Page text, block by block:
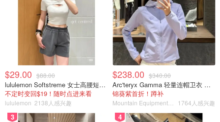
cic news图片来源：cic news 版权属于原作者
IRCC公布2022年加拿大新移民前10大
来源国！印度第一、中国第二！
2022加拿大留学数据出炉！44万留学
生中，这个国家人数第一...
$29.00 $88.00
lululemon Softstreme 女士高腰短裤 10cm
不定时变回$19！随时点进来看
lululemon 2138人感兴趣
$238.00 $340.00
Arc'teryx Gamma 轻量连帽卫衣 女款
锦葵紫首折！蹲补
1764人感兴趣
3 4